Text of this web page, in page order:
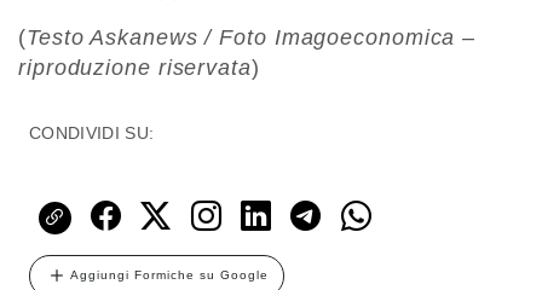
(Testo Askanews / Foto Imagoeconomica –
riproduzione riservata)
CONDIVIDI SU:
Aggiungi Formiche su Google